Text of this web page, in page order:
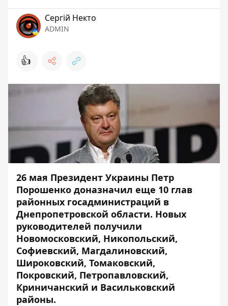
Сергій Некто
ADMIN
👍
26 мая Президент Украины Петр
Порошенко доназначил еще 10 глав
районных госадминистраций в
Днепропетровской области. Новых
руководителей получили
Новомосковский, Никопольский,
Софиевский, Магдалиновский,
Широковский, Томаковский,
Покровский, Петропавловский,
Криничанский и Васильковский
районы.